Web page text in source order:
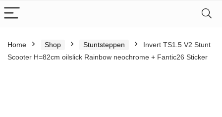
Home Shop Stuntsteppen
Invert TS1.5 V2 Stunt
Scooter H=82cm oilslick Rainbow neochrome + Fantic26 Sticker